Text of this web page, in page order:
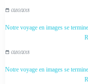
03/10/2018
Notre voyage en images se
03/10/2018
Notre voyage en images se